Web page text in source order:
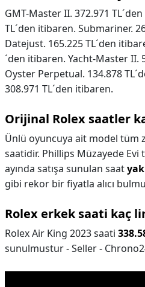
GMT-Master II. 372.971
TL´den itibaren. Submariner.
Datejust. 165.225 TL´den
´den itibaren. Yacht-Master II.
Oyster Perpetual. 134.878
308.971 TL´den itibaren.
Orijinal Rolex saatler
Ünlü oyuncuya ait model tüm
saatidir. Phillips Müzayede Evi
ayında satışa sunulan saat
gibi rekor bir fiyatla alıcı
Rolex erkek saati kaç
Rolex Air King 2023 saati
sunulmustur - Seller -